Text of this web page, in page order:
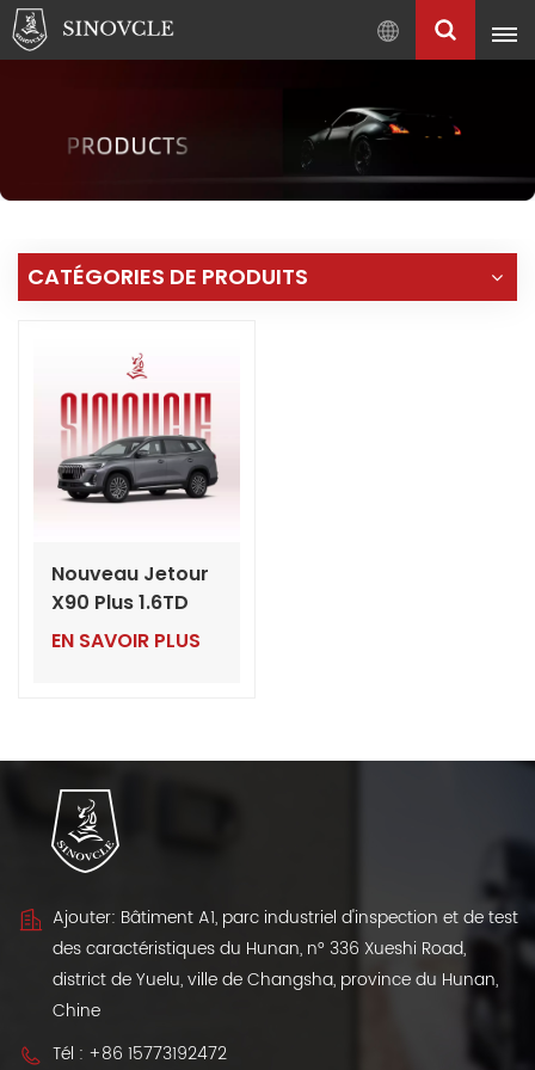
Français
English
Pусский العربية
中
CATÉGORIES DE PRODUITS
Nouveau Jetour
X90 Plus 1.6TD
DCT 2024 – SUV
EN SAVOIR PLUS
Ajouter: Bâtiment A1, parc industriel d'inspection et de test
des caractéristiques du Hunan, n° 336 Xueshi Road,
district de Yuelu, ville de Changsha, province du Hunan,
Chine
Tél : +86 15773192472